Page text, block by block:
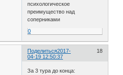
психологическое
преимущество над
соперниками
0
Поделиться 18
2017-
04-19 12:50:37
За 3 тура до конца: